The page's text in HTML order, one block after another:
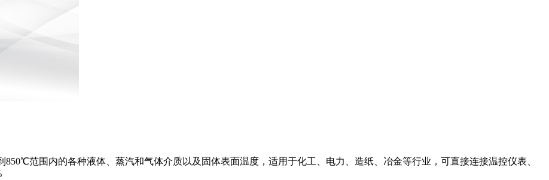
范围内的各种液体、蒸汽和气体介质以及固体表面温度，适用于化工、电力、造纸、冶金等行业，可直接连接温控仪表、